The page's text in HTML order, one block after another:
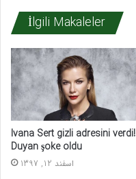
İlgili Makaleler
Ivana Sert gizli adresini verdi!
Duyan şoke oldu
اسفند 12, 1397